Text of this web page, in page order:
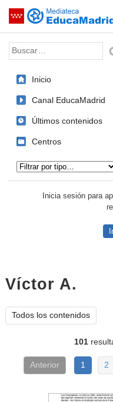
Saltar navegación
Palabra o frase:
Inicio
Canal EducaMadrid
Últimos contenidos
Centros
Inicia sesión para
Víctor A.
Todos los contenidos
101
Anterior 1 2